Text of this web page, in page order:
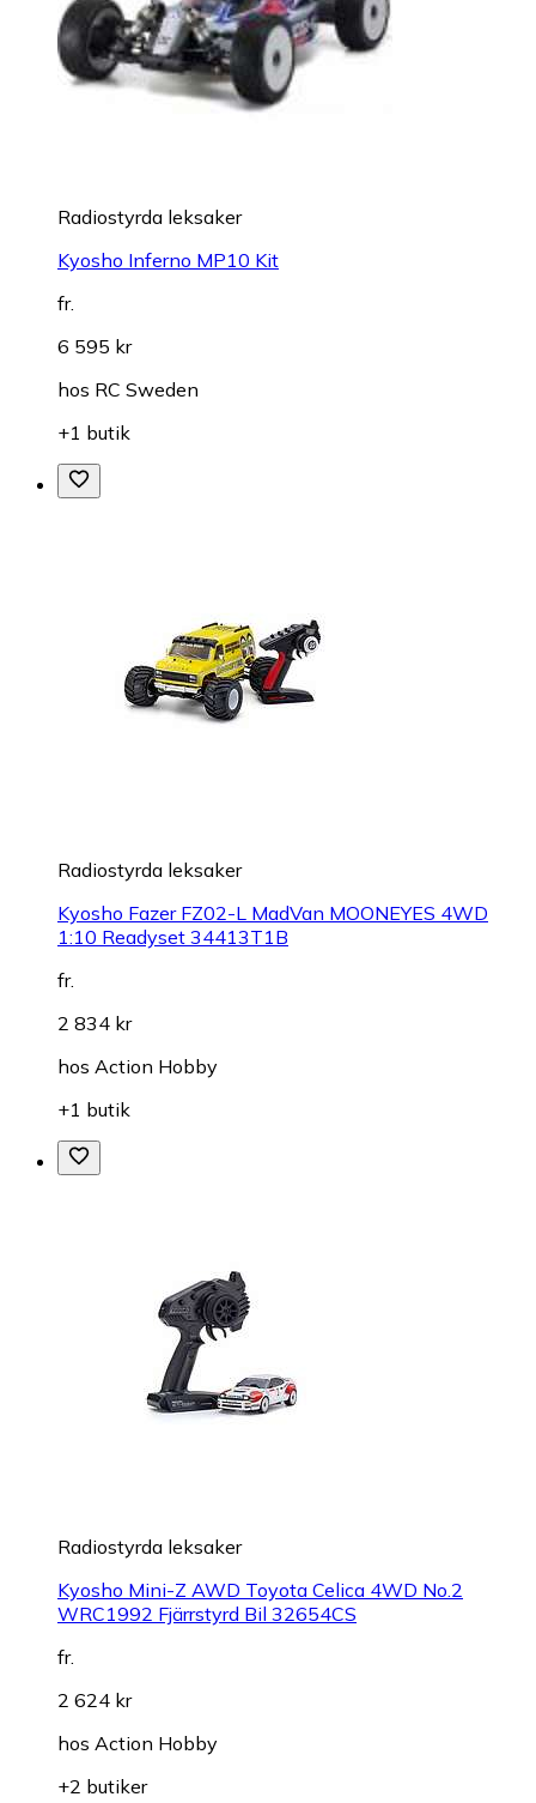
Radiostyrda leksaker
Kyosho Inferno MP10 Kit
fr.
6 595 kr
hos RC Sweden
+1 butik
Radiostyrda leksaker
Kyosho Fazer FZ02-L MadVan MOONEYES 4WD
1:10 Readyset 34413T1B
fr.
2 834 kr
hos Action Hobby
+1 butik
Radiostyrda leksaker
Kyosho Mini-Z AWD Toyota Celica 4WD No.2
WRC1992 Fjärrstyrd Bil 32654CS
fr.
2 624 kr
hos Action Hobby
+2 butiker